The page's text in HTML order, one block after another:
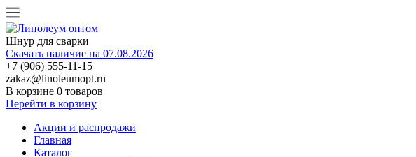
Шнур для сварки
Скачать наличие на 07.08.2026
+7 (906) 555-11-15
zakaz@linoleumopt.ru
В корзине 0 товаров
Перейти в корзину
Акции и распродажи
Главная
Каталог